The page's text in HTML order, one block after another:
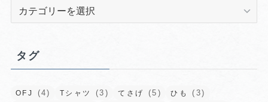
リ
ー
タグ
OFJ (4) Tシャツ (3) てさげ (5) ひも (3)